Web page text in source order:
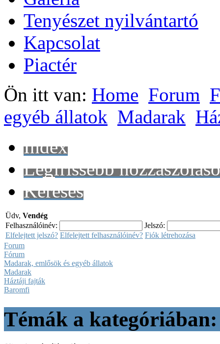
Tenyészet nyilvántartó
Kapcsolat
Piactér
Ön itt van: Home Forum
egyéb állatok Madarak
Index
Legfrissebb
Keresés
Üdv, Vendég
Felhasználóinév:
Jelszó:
Elfelejtett jelszó? Elfelejtett felhasználóinév? Fiók létrehozása
Forum
Fórum
Madarak, emlősök és egyéb állatok
Madarak
Háztáji fajták
Baromfi
Témák a